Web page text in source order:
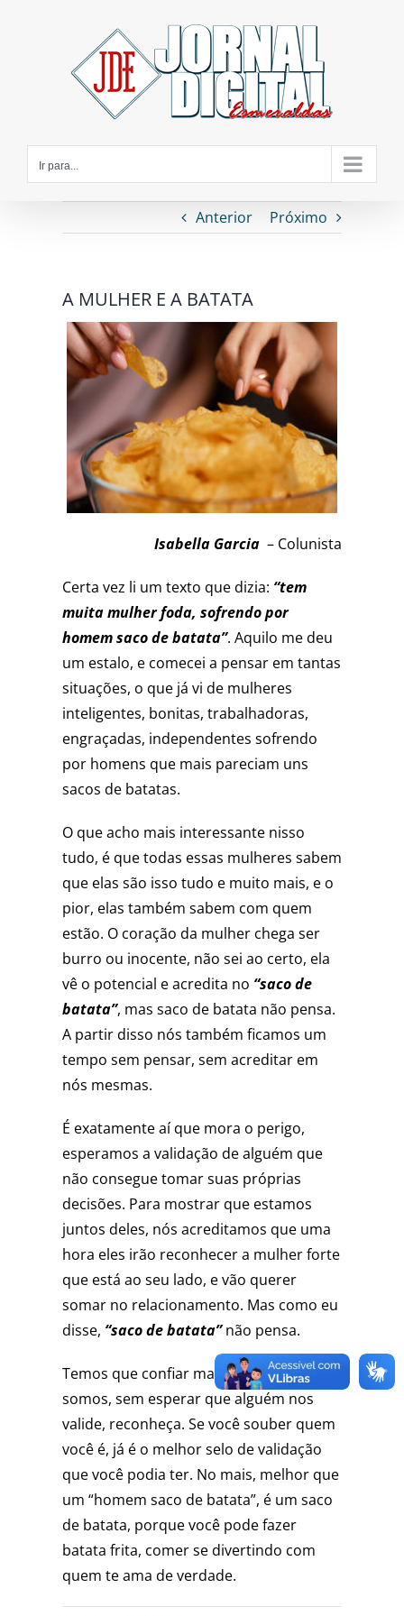
Ir para...
Anterior Próximo
A MULHER E A BATATA
Isabella Garcia – Colunista
Certa vez li um texto que dizia: “tem
muita mulher foda, sofrendo por
homem saco de batata”. Aquilo me deu
um estalo, e comecei a pensar em tantas
situações, o que já vi de mulheres
inteligentes, bonitas, trabalhadoras,
engraçadas, independentes sofrendo
por homens que mais pareciam uns
sacos de batatas.
O que acho mais interessante nisso
tudo, é que todas essas mulheres sabem
que elas são isso tudo e muito mais, e o
pior, elas também sabem com quem
estão. O coração da mulher chega ser
burro ou inocente, não sei ao certo, ela
vê o potencial e acredita no “saco de
batata”, mas saco de batata não pensa.
A partir disso nós também ficamos um
tempo sem pensar, sem acreditar em
nós mesmas.
É exatamente aí que mora o perigo,
esperamos a validação de alguém que
não consegue tomar suas próprias
decisões. Para mostrar que estamos
juntos deles, nós acreditamos que uma
hora eles irão reconhecer a mulher forte
que está ao seu lado, e vão querer
somar no relacionamento. Mas como eu
disse, “saco de batata”não pensa.
Temos que confiar mais em quem
somos, sem esperar que alguém nos
valide, reconheça. Se você souber quem
você é, já é o melhor selo de validação
que você podia ter. No mais, melhor que
um “homem saco de batata”, é um saco
de batata, porque você pode fazer
batata frita, comer se divertindo com
quem te ama de verdade.